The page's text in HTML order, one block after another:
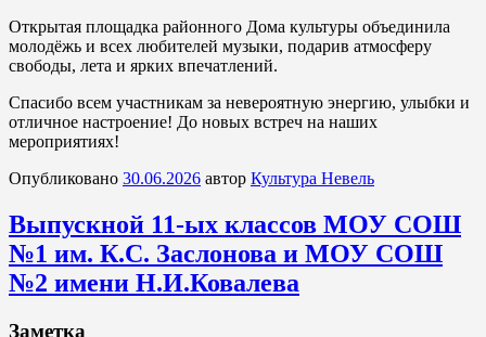
Открытая площадка районного Дома культуры объединила
молодёжь и всех любителей музыки, подарив атмосферу
свободы, лета и ярких впечатлений.
Спасибо всем участникам за невероятную энергию, улыбки и
отличное настроение! До новых встреч на наших
мероприятиях!
Опубликовано 30.06.2026 автор Культура Невель
Выпускной 11-ых классов МОУ СОШ
№1 им. К.С. Заслонова и МОУ СОШ
№2 имени Н.И.Ковалева
Заметка